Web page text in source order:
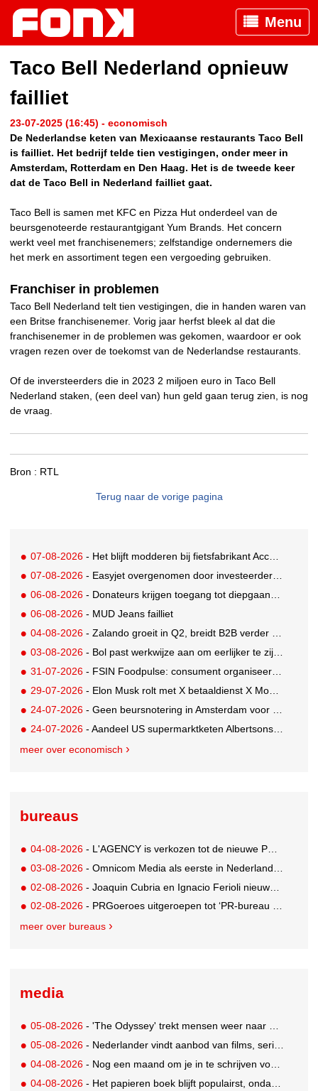
Menu
Taco Bell Nederland opnieuw
failliet
23-07-2025 (16:45) - economisch
De Nederlandse keten van Mexicaanse restaurants Taco Bell
is failliet. Het bedrijf telde tien vestigingen, onder meer in
Amsterdam, Rotterdam en Den Haag. Het is de tweede keer
dat de Taco Bell in Nederland failliet gaat.
Taco Bell is samen met KFC en Pizza Hut onderdeel van de
beursgenoteerde restaurantgigant Yum Brands. Het concern
werkt veel met franchisenemers; zelfstandige ondernemers die
het merk en assortiment tegen een vergoeding gebruiken.
Franchiser in problemen
Taco Bell Nederland telt tien vestigingen, die in handen waren van
een Britse franchisenemer. Vorig jaar herfst bleek al dat die
franchisenemer in de problemen was gekomen, waardoor er ook
vragen rezen over de toekomst van de Nederlandse restaurants.
Of de inversteerders die in 2023 2 miljoen euro in Taco Bell
Nederland staken, (een deel van) hun geld gaan terug zien, is nog
de vraag.
Bron : RTL
Terug naar de vorige pagina
07-08-2026 - Het blijft modderen bij fietsfabrikant Accell. Krijgt uitstel van betaling
07-08-2026 - Easyjet overgenomen door investeerder Apollo
06-08-2026 - Donateurs krijgen toegang tot diepgaandere informatie over goede doelen
06-08-2026 - MUD Jeans failliet
04-08-2026 - Zalando groeit in Q2, breidt B2B verder uit en innoveert met AI
03-08-2026 - Bol past werkwijze aan om eerlijker te zijn naar verkopers en consumenten
31-07-2026 - FSIN Foodpulse: consument organiseert eet- en koopgedrag bewuster
29-07-2026 - Elon Musk rolt met X betaaldienst X Money uit in VS: zorgen in Washington
24-07-2026 - Geen beursnotering in Amsterdam voor nieuw concern voedingsmerken Unilever
24-07-2026 - Aandeel US supermarktketen Albertsons daalt 21%. Volgt Ahold Delhaize?
meer over economisch
bureaus
04-08-2026 - L'AGENCY is verkozen tot de nieuwe PR-partner van KoRo
03-08-2026 - Omnicom Media als eerste in Nederland actief met advertenties in ChatGPT
02-08-2026 - Joaquin Cubria en Ignacio Ferioli nieuwe Global CCO’s GUT, Renata Neumann Global Head of Production
02-08-2026 - PRGoeroes uitgeroepen tot ‘PR-bureau van het jaar 2026’
meer over bureaus
media
05-08-2026 - 'The Odyssey' trekt mensen weer naar de bioscoop
05-08-2026 - Nederlander vindt aanbod van films, series en sport vaak versnipperd
04-08-2026 - Nog een maand om je in te schrijven voor de Mercurs 2026
04-08-2026 - Het papieren boek blijft populairst, ondanks digitale alternatieven